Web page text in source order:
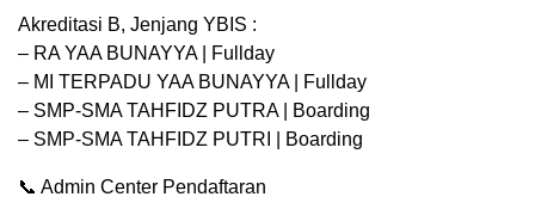
Akreditasi B, Jenjang YBIS :
– RA YAA BUNAYYA | Fullday
– MI TERPADU YAA BUNAYYA | Fullday
– SMP-SMA TAHFIDZ PUTRA | Boarding
– SMP-SMA TAHFIDZ PUTRI | Boarding
📞 Admin Center Pendaftaran